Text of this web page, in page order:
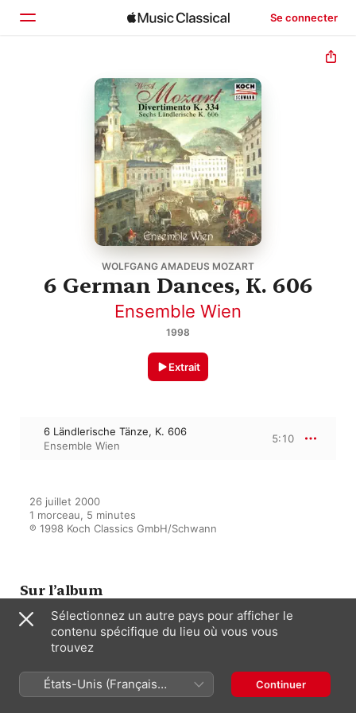
Se connecter
Accueil
Parcourir
Rechercher
WOLFGANG AMADEUS MOZART
6 German Dances, K. 606
Ensemble Wien
1998
Extrait
6 Ländlerische Tänze, K. 606
Ensemble Wien
5:10
26 juillet 2000
1 morceau, 5 minutes
℗ 1998 Koch Classics GmbH/Schwann
Sur l’album
Mozart: March-Divertimento-
Ronald Janezic,Willibald Janezic,
Ensemble Wien
Sélectionnez un autre pays pour afficher le
contenu spécifique du lieu où vous vous
trouvez
États-Unis (Français
France)
Continuer